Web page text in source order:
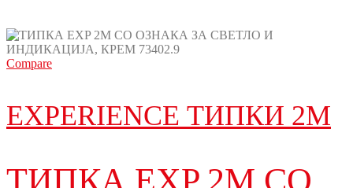
Compare
EXPERIENCE ТИПКИ 2М